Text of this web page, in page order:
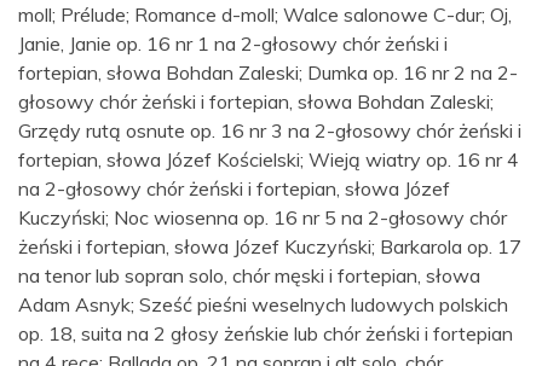
moll; Prélude; Romance d-moll; Walce salonowe C-dur; Oj,
Janie, Janie op. 16 nr 1 na 2-głosowy chór żeński i
fortepian, słowa Bohdan Zaleski; Dumka op. 16 nr 2 na 2-
głosowy chór żeński i fortepian, słowa Bohdan Zaleski;
Grzędy rutą osnute op. 16 nr 3 na 2-głosowy chór żeński i
fortepian, słowa Józef Kościelski; Wieją wiatry op. 16 nr 4
na 2-głosowy chór żeński i fortepian, słowa Józef
Kuczyński; Noc wiosenna op. 16 nr 5 na 2-głosowy chór
żeński i fortepian, słowa Józef Kuczyński; Barkarola op. 17
na tenor lub sopran solo, chór męski i fortepian, słowa
Adam Asnyk; Sześć pieśni weselnych ludowych polskich
op. 18, suita na 2 głosy żeńskie lub chór żeński i fortepian